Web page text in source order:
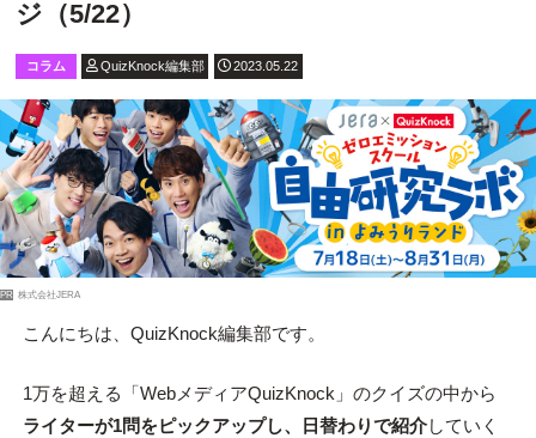
ジ（5/22）
コラム QuizKnock編集部 2023.05.22
PR 株式会社JERA
こんにちは、QuizKnock編集部です。
1万を超える「WebメディアQuizKnock」のクイズの中から
ライターが1問をピックアップし、日替わりで紹介していく